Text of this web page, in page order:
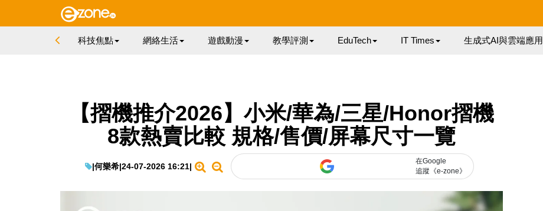
科技焦點 網絡生活 遊戲動漫 教學評測 EduTech IT Times 生成式AI與雲端應用
【摺機推介2026】小米/華為/三星/Honor摺機
8款熱賣比較 規格/售價/屏幕尺寸一覽
|何樂希|24-07-2026 16:21|
在Google
追蹤《e-zone》